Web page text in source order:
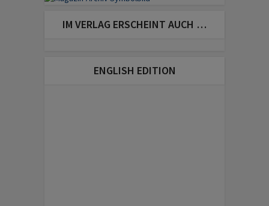
IM VERLAG ERSCHEINT AUCH …
ENGLISH EDITION